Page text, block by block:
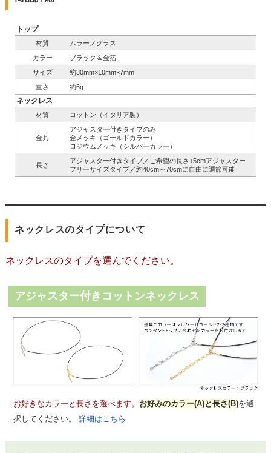
トップ
材質
ムラーノグラス
カラー
ブラック＆金箔
サイズ
約30mm×10mm×7mm
重さ
約6g
ネックレス
材質 コットン（イタリア製）
金具
アジャスター付きタイプのみ
金メッキ（ゴールドカラー）
ロジウムメッキ（シルバーカラー）
長さ
アジャスター付きタイプ／ご希望の長さ+5cmアジャスター
フリーサイズタイプ／約40cm～70cmに自由に調節可能
ネックレスのタイプについて
ネックレスのタイプを選んでください。
アジャスター付きコットンネックレス
お好きなカラーと長さを選べます。 お好みのカラー(A)と長さ(B)を選
択してください。 詳細はこちら